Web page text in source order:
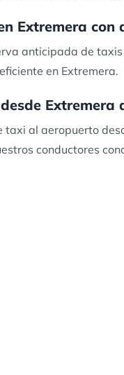
Extremera con
anticipada de
en Extremera.
Extremera
taxi al aeropuerto
conductores